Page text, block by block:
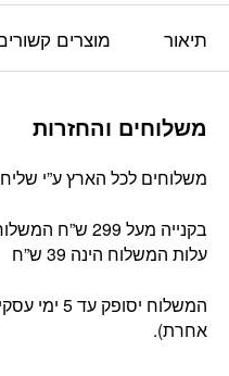
תיאור מוצרים
משלוחים והחזרות
משלוחים לכל הארץ ע”י
בקנייה מעל
עלות המשלוח הינה 39 ש”ח
המשלוח
אחרת).